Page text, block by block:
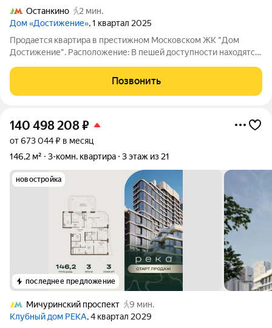
Останкино
2 мин.
Дом «Достижение», 1 квартал 2025
Продается квартира в престижном Московском ЖК "Дом
Достижение". Расположение: В пешей доступности находятся
детьми. Рядом также расположены магазины, где можно
приобрести всё необходимое. До метро
Позвонить
140 498 208₽
от 673 044 ₽ в месяц
146,2 м²
3-комн. квартира 3 этаж из 21
новостройка
последнее предложение
Мичуринский проспект
9 мин.
Клубный дом РЕКА, 4 квартал 2029